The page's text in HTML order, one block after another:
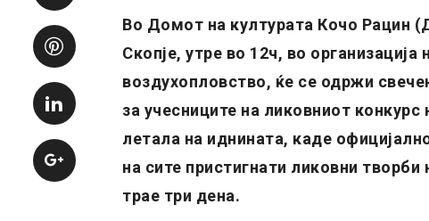
Во Домот на културата Кочо Рацин
Скопје, утре во 12ч, во организација
воздухопловство, ќе се одржи
за учесниците на ликовниот конкурс
летала на иднината, каде
на сите пристигнати ликовни
трае три дена.